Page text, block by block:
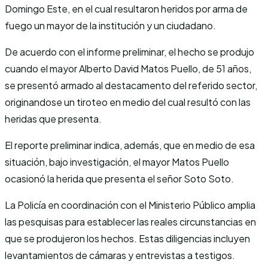
Domingo Este, en el cual resultaron heridos por arma de
fuego un mayor de la institución y un ciudadano.
De acuerdo con el informe preliminar, el hecho se produjo
cuando el mayor Alberto David Matos Puello, de 51 años,
se presentó armado al destacamento del referido sector,
originandose un tiroteo en medio del cual resultó con las
heridas que presenta.
El reporte preliminar indica, además, que en medio de esa
situación, bajo investigación, el mayor Matos Puello
ocasionó la herida que presenta el señor Soto Soto.
La Policía en coordinación con el Ministerio Público amplia
las pesquisas para establecer las reales circunstancias en
que se produjeron los hechos. Estas diligencias incluyen
levantamientos de cámaras y entrevistas a testigos.